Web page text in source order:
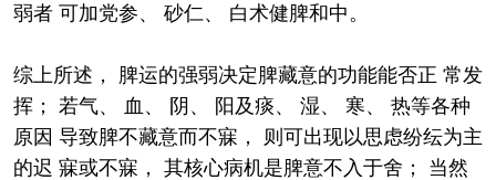
弱者 可加党参、 砂仁、 白术健脾和中。
综上所述， 脾运的强弱决定脾藏意的功能能否正 常发
挥； 若气、 血、 阴、 阳及痰、 湿、 寒、 热等各种
原因 导致脾不藏意而不寐， 则可出现以思虑纷纭为主
的迟 寐或不寐， 其核心病机是脾意不入于舍； 当然